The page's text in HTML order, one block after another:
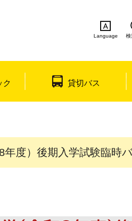
Language 検
ク 貸切バス
年度）後期入学試験臨時